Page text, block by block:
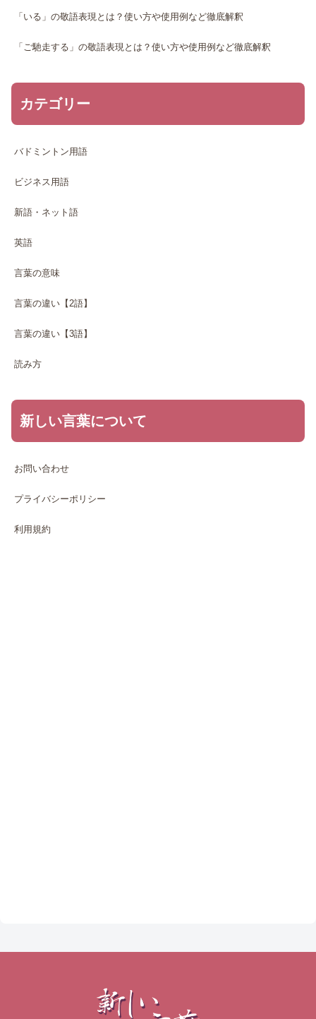
「いる」の敬語表現とは？使い方や使用例など徹底解釈
「ご馳走する」の敬語表現とは？使い方や使用例など徹底解釈
カテゴリー
バドミントン用語
ビジネス用語
新語・ネット語
英語
言葉の意味
言葉の違い【2語】
言葉の違い【3語】
読み方
新しい言葉について
お問い合わせ
プライバシーポリシー
利用規約